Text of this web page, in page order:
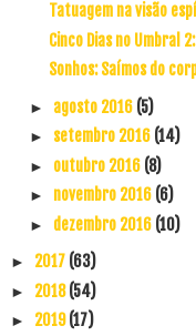
Tatuagem na visão
Cinco Dias no Umbral
Sonhos: Saímos do
► agosto 2016 (5)
► setembro 2016 (14)
► outubro 2016 (8)
► novembro 2016 (6)
► dezembro 2016 (10)
► 2017 (63)
► 2018(54)
► 2019(17)